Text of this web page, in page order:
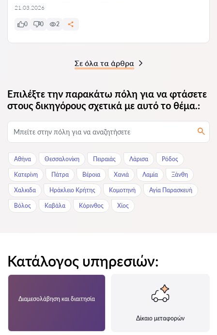
21.03.2026
0 0 2
Σε όλα τα άρθρα
Επιλέξτε την παρακάτω πόλη για να φτάσετε
στους δικηγόρους σχετικά με αυτό το θέμα.:
Αθήνα Θεσσαλονίκη Πειραιάς Λάρισα Ρόδος
Κατερίνη Πάτρα Βέροια Χανιά Λαμία Ξάνθη
Χαλκιδα Ηράκλειο Κρήτης Κομοτηνή Αγία Παρασκευή
Βόλος Καβάλα Κόρινθος Χίος
Κατάλογος υπηρεσιών:
Διαμεσολάβηση και διαιτησία
Δίκαιο μεταφορών